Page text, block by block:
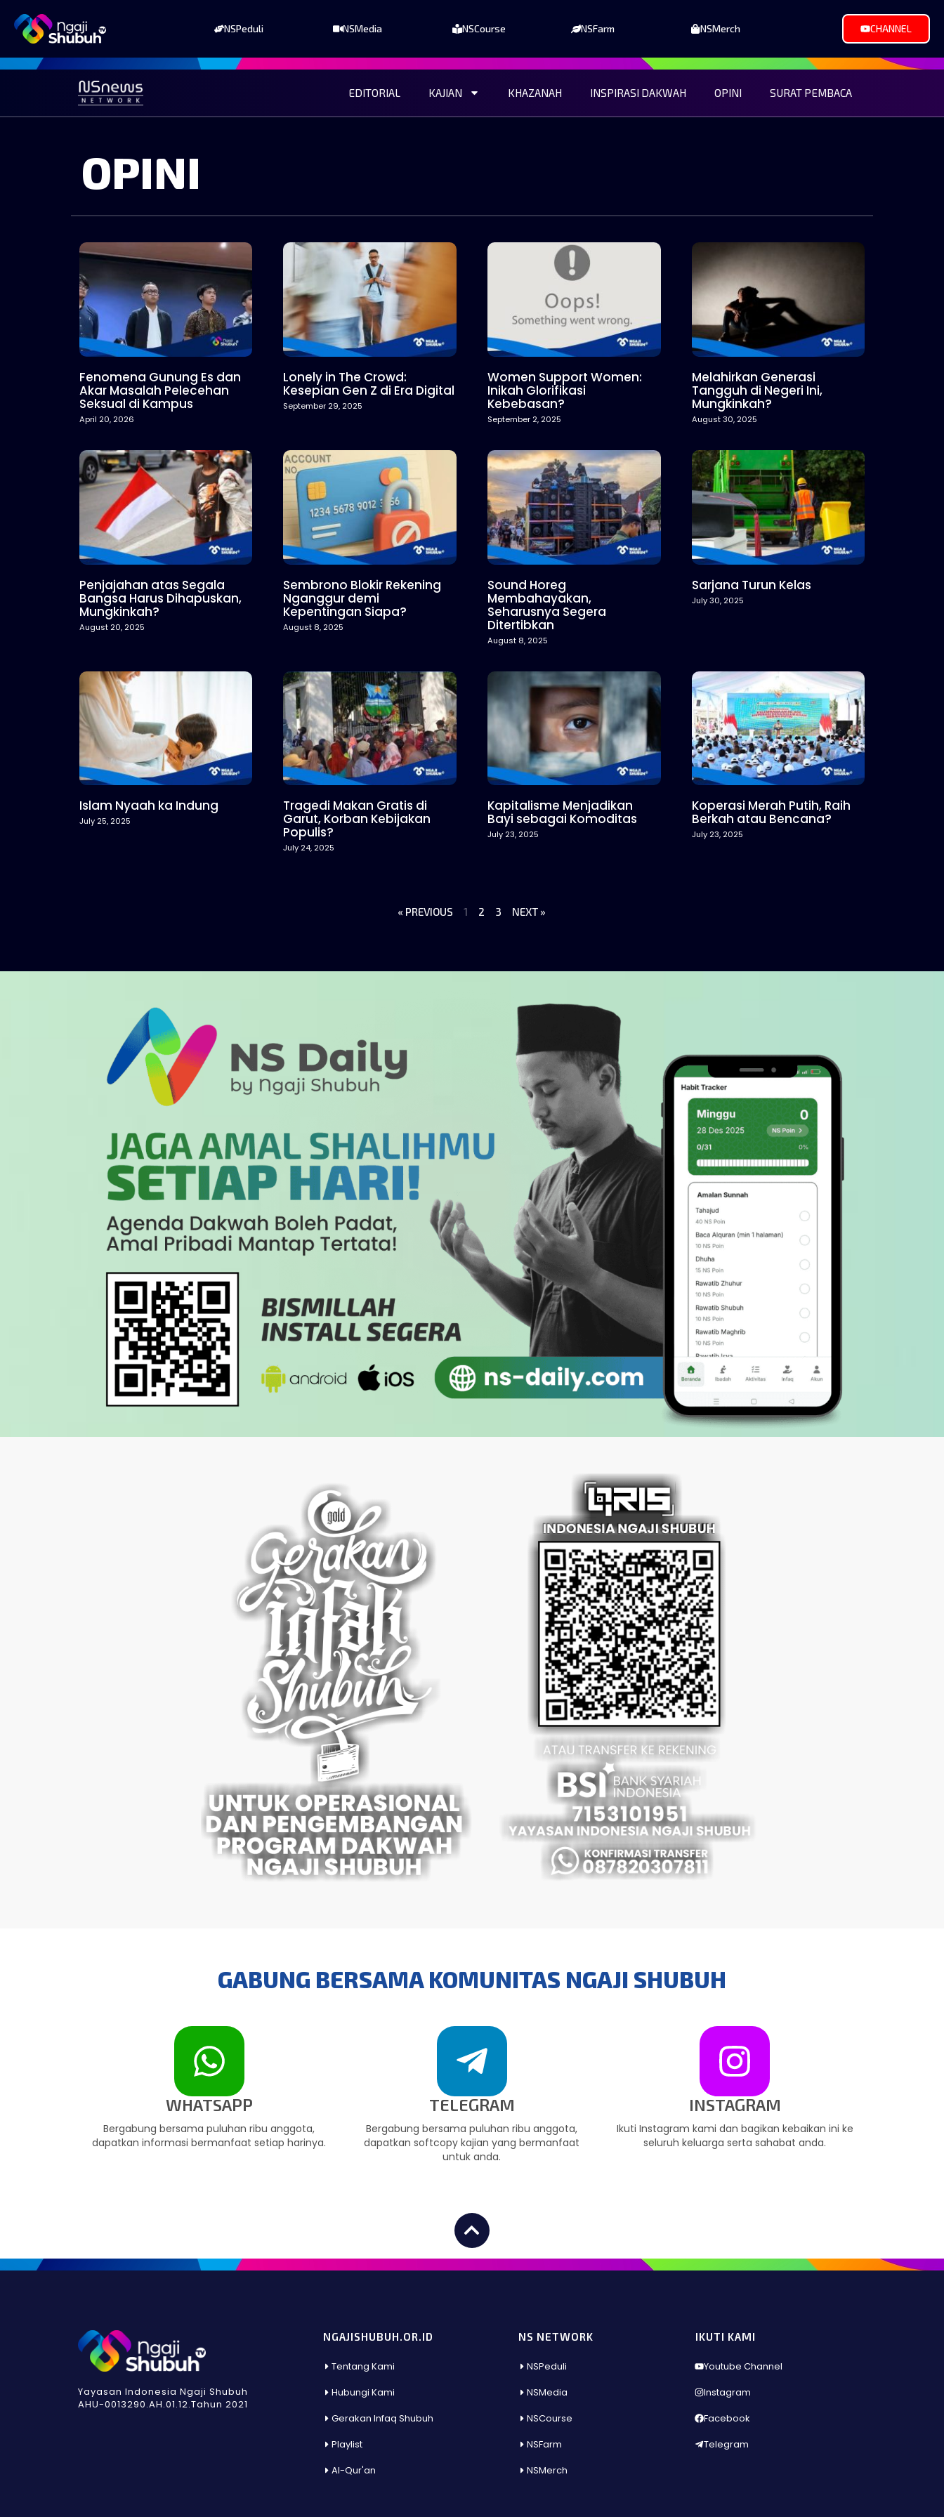
NSPeduli NSMedia NSCourse NSFarm NSMerch CHANNEL
EDITORIAL KAJIAN KHAZANAH INSPIRASI DAKWAH OPINI SURAT PEMBACA
OPINI
Fenomena Gunung Es dan
Akar Masalah Pelecehan
Seksual di Kampus
April 20, 2026
Lonely in The Crowd:
Kesepian Gen Z di Era Digital
September 29, 2025
Women Support Women:
Inikah Glorifikasi
Kebebasan?
September 2, 2025
Melahirkan Generasi
Tangguh di Negeri Ini,
Mungkinkah?
August 30, 2025
Penjajahan atas Segala
Bangsa Harus Dihapuskan,
Mungkinkah?
August 20, 2025
Sembrono Blokir Rekening
Nganggur demi
Kepentingan Siapa?
August 8, 2025
Sound Horeg
Membahayakan,
Seharusnya Segera
Ditertibkan
August 8, 2025
Sarjana Turun Kelas
July 30, 2025
Islam Nyaah ka Indung
July 25, 2025
Tragedi Makan Gratis di
Garut, Korban Kebijakan
Populis?
July 24, 2025
Kapitalisme Menjadikan
Bayi sebagai Komoditas
July 23, 2025
Koperasi Merah Putih, Raih
Berkah atau Bencana?
July 23, 2025
« PREVIOUS 1 2 3 NEXT »
GABUNG BERSAMA KOMUNITAS NGAJI SHUBUH
WHATSAPP
Bergabung bersama puluhan ribu anggota,
dapatkan informasi bermanfaat setiap harinya.
TELEGRAM
Bergabung bersama puluhan ribu anggota,
dapatkan softcopy kajian yang bermanfaat
untuk anda.
INSTAGRAM
Ikuti Instagram kami dan bagikan kebaikan ini ke
seluruh keluarga serta sahabat anda.
Yayasan Indonesia Ngaji Shubuh
AHU-0013290.AH.01.12.Tahun 2021
NGAJISHUBUH.OR.ID
Tentang Kami
Hubungi Kami
Gerakan Infaq Shubuh
Playlist
Al-Qur'an
NS NETWORK
NSPeduli
NSMedia
NSCourse
NSFarm
NSMerch
IKUTI KAMI
Youtube Channel
Instagram
Facebook
Telegram